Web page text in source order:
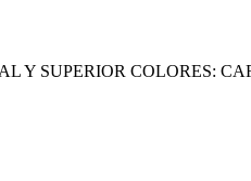
Y SUPERIOR COLORES: